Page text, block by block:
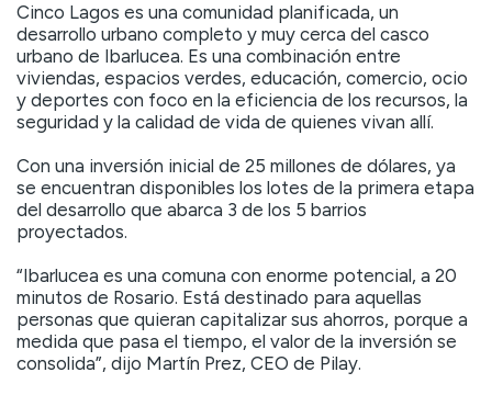
Cinco Lagos es una comunidad planificada, un
desarrollo urbano completo y muy cerca del casco
urbano de Ibarlucea. Es una combinación entre
viviendas, espacios verdes, educación, comercio, ocio
y deportes con foco en la eficiencia de los recursos, la
seguridad y la calidad de vida de quienes vivan allí.
Con una inversión inicial de 25 millones de dólares, ya
se encuentran disponibles los lotes de la primera etapa
del desarrollo que abarca 3 de los 5 barrios
proyectados.
“Ibarlucea es una comuna con enorme potencial, a 20
minutos de Rosario. Está destinado para aquellas
personas que quieran capitalizar sus ahorros, porque a
medida que pasa el tiempo, el valor de la inversión se
consolida”, dijo Martín Prez, CEO de Pilay.